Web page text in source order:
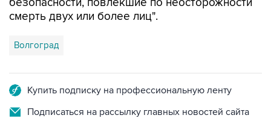
смерть двух или более лиц".
Волгоград
Купить подписку на профессиональную ленту
Подписаться на рассылку главных новостей сайта